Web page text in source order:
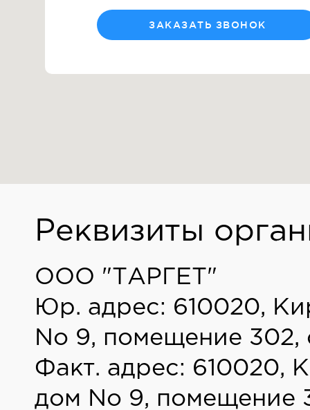
ЗАКАЗАТЬ ЗВОНОК
Реквизиты
ООО "ТАРГЕТ"
Юр. адрес: 610020,
No 9, помещение 302,
Факт. адрес: 610020,
дом No 9, помещение